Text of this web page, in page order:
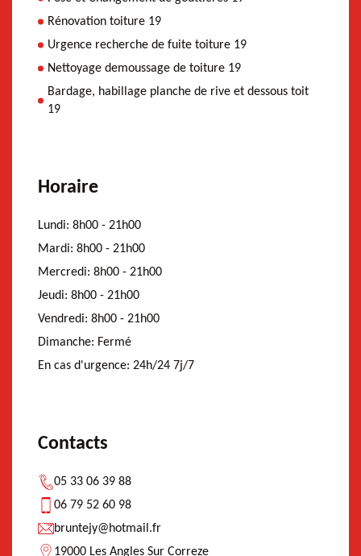
Rénovation toiture 19
Urgence recherche de fuite toiture 19
Nettoyage demoussage de toiture 19
Bardage, habillage planche de rive et dessous toit
19
Horaire
Lundi: 8h00 - 21h00
Mardi: 8h00 - 21h00
Mercredi: 8h00 - 21h00
Jeudi: 8h00 - 21h00
Vendredi: 8h00 - 21h00
Dimanche: Fermé
En cas d'urgence: 24h/24 7j/7
Contacts
05 33 06 39 88
06 79 52 60 98
bruntejy@hotmail.fr
19000 Les Angles Sur Correze